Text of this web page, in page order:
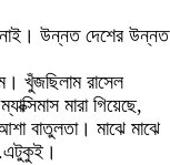
নাই। উন্নত দেশের উন্নত
খুঁজছিলাম রাসেল
মারা গিয়েছে,
বাতুলতা। মাঝে মাঝে